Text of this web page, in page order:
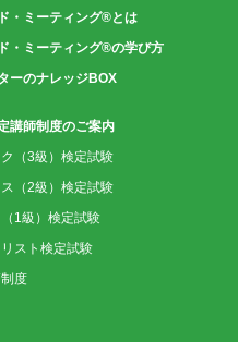
・ミーティング®とは
・ミーティング®の学び方
ーのナレッジBOX
講師制度のご案内
（3級）検定試験
（2級）検定試験
1級）検定試験
スト検定試験
度